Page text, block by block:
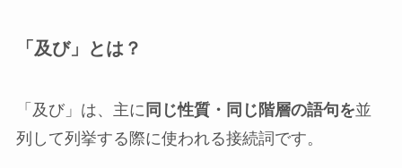
「及び」とは？
「及び」は、主に 同じ性質・同じ階層の語句を並
列して列挙する際に使われる接続詞です。